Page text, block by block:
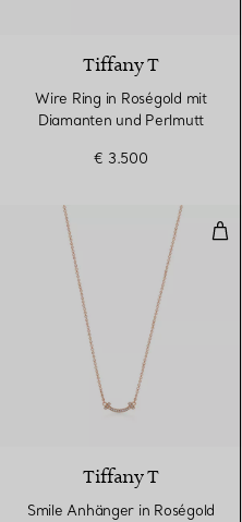
Tiffany T
Wire Ring in Roségold mit
Diamanten und Perlmutt
€ 3.500
Armband in Roségold mit
3 Materialien
Tiffany T
Smile Anhänger in Roségold